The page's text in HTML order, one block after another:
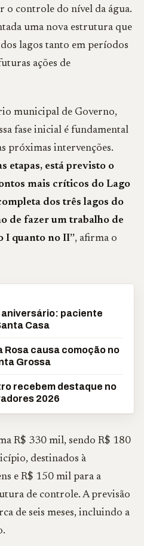
o controle do nível da água.
uma nova estrutura que
lagos tanto em períodos
ações de
municipal de Governo,
fase inicial é fundamental
próximas intervenções.
etapas, está previsto o
mais críticos do Lago
dos três lagos do
de fazer um trabalho de
I quanto no II”, afirma o
paciente
Casa
Rosa causa comoção no
Grossa
recebem destaque no
2026
R$ 330 mil, sendo R$ 180
destinados à
e R$ 150 mil para a
de controle. A previsão
de seis meses, incluindo a